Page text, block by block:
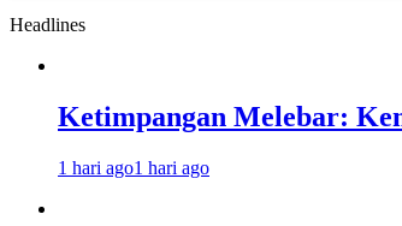
Headlines
Ketimpangan Melebar:
1 hari ago1 hari ago